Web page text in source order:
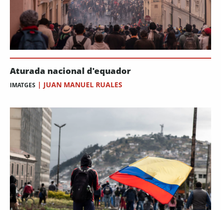
Aturada nacional d'equador
IMATGES | JUAN MANUEL RUALES